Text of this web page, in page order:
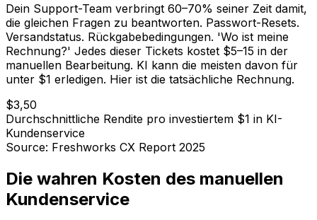
Dein Support-Team verbringt 60–70% seiner Zeit damit,
die gleichen Fragen zu beantworten. Passwort-Resets.
Versandstatus. Rückgabebedingungen. 'Wo ist meine
Rechnung?' Jedes dieser Tickets kostet $5–15 in der
manuellen Bearbeitung. KI kann die meisten davon für
unter $1 erledigen. Hier ist die tatsächliche Rechnung.
$3,50
Durchschnittliche Rendite pro investiertem $1 in KI-
Kundenservice
Source: Freshworks CX Report 2025
Die wahren Kosten des manuellen
Kundenservice